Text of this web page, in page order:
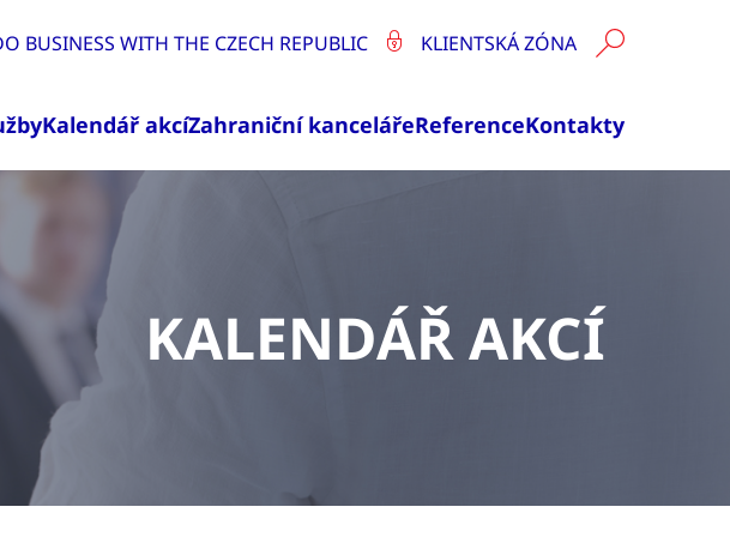
BUSINESS WITH THE CZECH REPUBLIC KLIENTSKÁ ZÓNA
Kalendář akcíZahraniční kancelářeReferenceKontakty
KALENDÁŘ AKCÍ